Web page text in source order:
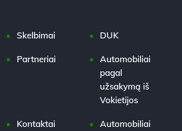
Skelbimai DUK
Partneriai
Automobiliai
pagal
užsakymą iš
Vokietijos
Kontaktai
Automobiliai